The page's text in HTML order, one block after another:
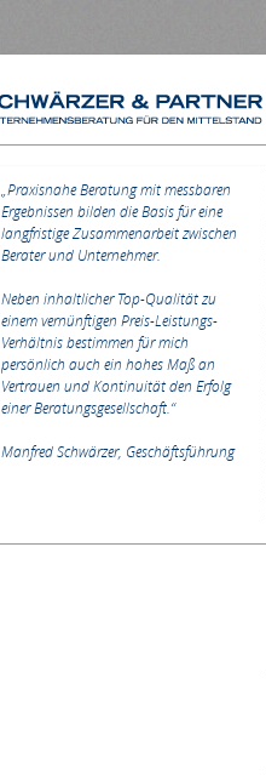
„Praxisnahe Beratung mit messbaren
Ergebnissen bilden die Basis für eine
langfristige Zusammenarbeit zwischen
Berater und Unternehmer.
Neben inhaltlicher Top-Qualität zu
einem vernünftigen Preis-Leistungs-
Verhältnis bestimmen für mich
persönlich auch ein hohes Maß an
Vertrauen und Kontinuität den Erfolg
einer Beratungsgesellschaft.“
Manfred Schwärzer, Geschäftsführung